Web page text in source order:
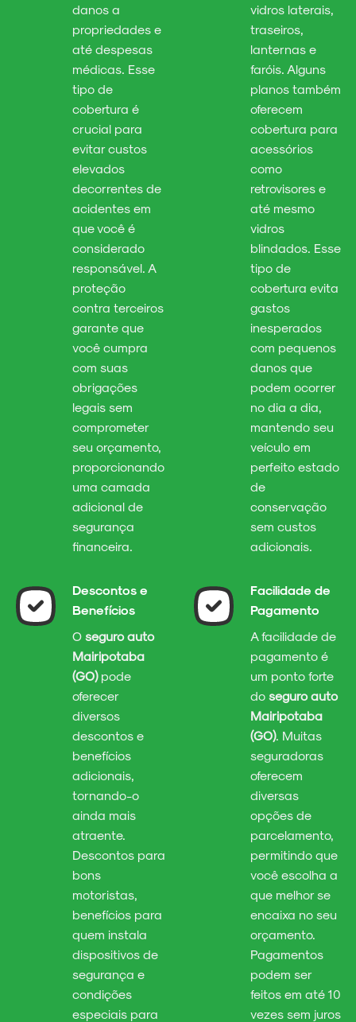
danos a
propriedades e
até despesas
médicas. Esse
tipo de
cobertura é
crucial para
evitar custos
elevados
decorrentes de
acidentes em
que você é
considerado
responsável. A
proteção
contra terceiros
garante que
você cumpra
com suas
obrigações
legais sem
comprometer
seu orçamento,
proporcionando
uma camada
adicional de
segurança
financeira.
vidros laterais,
traseiros,
lanternas e
faróis. Alguns
planos também
oferecem
cobertura para
acessórios
como
retrovisores e
até mesmo
vidros
blindados. Esse
tipo de
cobertura evita
gastos
inesperados
com pequenos
danos que
podem ocorrer
no dia a dia,
mantendo seu
veículo em
perfeito estado
de
conservação
sem custos
adicionais.
Descontos e
Benefícios
O seguro auto
Mairipotaba
(GO)pode
oferecer
diversos
descontos e
benefícios
adicionais,
tornando-o
ainda mais
atraente.
Descontos para
bons
motoristas,
benefícios para
quem instala
dispositivos de
segurança e
condições
especiais para
Facilidade de
Pagamento
A facilidade de
pagamento é
um ponto forte
do seguro auto
Mairipotaba
(GO). Muitas
seguradoras
oferecem
diversas
opções de
parcelamento,
permitindo que
você escolha a
que melhor se
encaixa no seu
orçamento.
Pagamentos
podem ser
feitos em até 10
vezes sem juros